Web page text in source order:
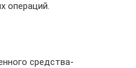
операций.
средства-